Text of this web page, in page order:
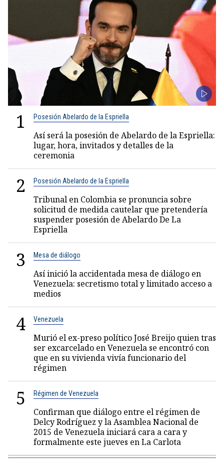
1 Posesión Abelardo de la Espriella
Así será la posesión de Abelardo de la Espriella:
lugar, hora, invitados y detalles de la
ceremonia
2 Posesión Abelardo de la Espriella
Tribunal en Colombia se pronuncia sobre
solicitud de medida cautelar que pretendería
suspender posesión de Abelardo De La
Espriella
3 Mesa de diálogo
Así inició la accidentada mesa de diálogo en
Venezuela: secretismo total y limitado acceso a
medios
4 Venezuela
Murió el ex-preso político José Breijo quien tras
ser excarcelado en Venezuela se encontró con
que en su vivienda vivía funcionario del
régimen
5 Régimen de Venezuela
Confirman que diálogo entre el régimen de
Delcy Rodríguez y la Asamblea Nacional de
2015 de Venezuela iniciará cara a cara y
formalmente este jueves en La Carlota